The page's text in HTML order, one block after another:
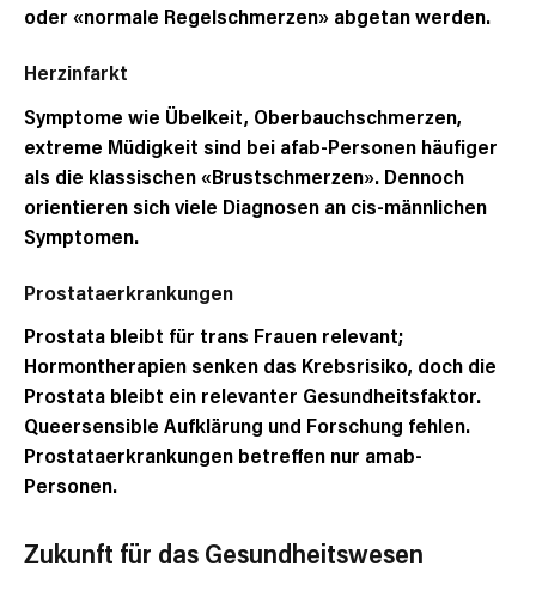
oder «normale Regelschmerzen» abgetan werden.
Herzinfarkt
Symptome wie Übelkeit, Oberbauchschmerzen,
extreme Müdigkeit sind bei afab-Personen häufiger
als die klassischen «Brustschmerzen». Dennoch
orientieren sich viele Diagnosen an cis-männlichen
Symptomen.
Prostataerkrankungen
Prostata bleibt für trans Frauen relevant;
Hormontherapien senken das Krebsrisiko, doch die
Prostata bleibt ein relevanter Gesundheitsfaktor.
Queersensible Aufklärung und Forschung fehlen.
Prostataerkrankungen betreffen nur amab-
Personen.
Zukunft für das Gesundheitswesen